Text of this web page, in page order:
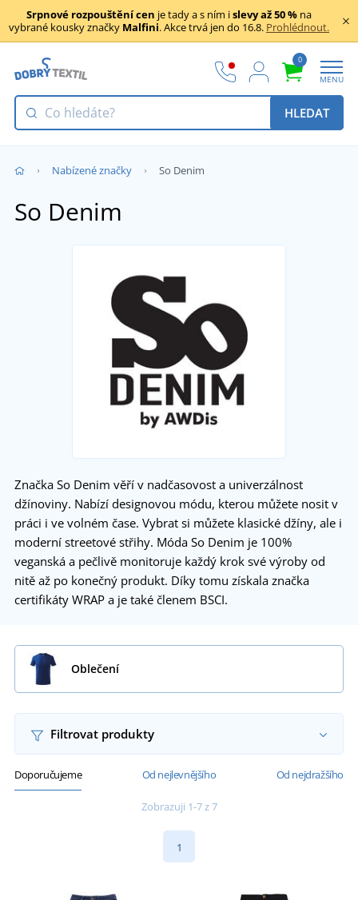
Srpnové rozpouštění cen je tady a s ním islevy až 50 % na
vybrané kousky značky Malfini. Akce trvá jen do 16.8. Prohlédnout.
0
MENU
HLEDAT
Nabízené značky So Denim
So Denim
Značka So Denim věří v nadčasovost a univerzálnost
džínoviny. Nabízí designovou módu, kterou můžete nosit v
práci i ve volném čase. Vybrat si můžete klasické džíny, ale i
moderní streetové střihy. Móda So Denim je 100%
veganská a pečlivě monitoruje každý krok své výroby od
nitě až po konečný produkt. Díky tomu získala značka
certifikáty WRAP a je také členem BSCI.
Oblečení
Filtrovat produkty
Doporučujeme Od nejlevnějšího Od nejdražšího
Zobrazuji 1-7 z 7
1